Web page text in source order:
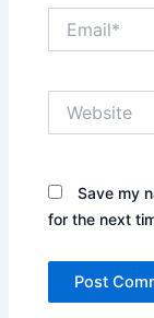
Save my
for the next